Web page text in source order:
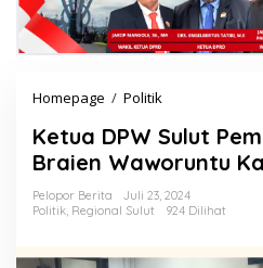
Homepage / Politik
Sulut
Pemuda
Pancasila
Braien
Waworuntu
Begini!
Ketua DPW Sulut
Braien Waworuntu
Pelopor Berita
Juli 23, 2024
Politik Regional Sulut 924 Dilihat